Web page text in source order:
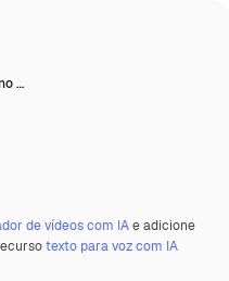
…
de vídeos com IAe adicione
texto para voz com IA